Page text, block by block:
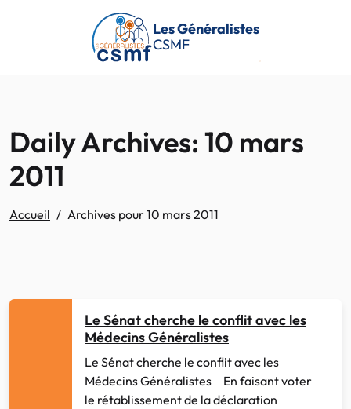
Passer au contenu principal
Les Généralistes
CSMF
Daily Archives: 10 mars
2011
Accueil Archives pour 10 mars 2011
Le Sénat cherche le conflit avec les
Médecins Généralistes
Le Sénat cherche le conflit avec les
Médecins Généralistes En faisant voter
le rétablissement de la déclaration